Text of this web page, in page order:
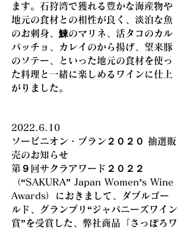
ます。石狩湾で獲れる豊かな海産物や
地元の食材との相性が良く、淡泊な魚
のお刺身、鰊のマリネ、活タコのカル
パッチョ、カレイのから揚げ、望来豚
のソテー、といった地元の食材を使っ
た料理と一緒に楽しめるワインに仕上
がりました。
2022.6.10
ソービニオン・ブラン２０２０ 抽選販
売のお知らせ
第９回サクラアワード２０２２
（“SAKURA” Japan Women’s Wine
Awards）におきまして、ダブルゴー
ルド、グランプリ“ジャパニーズワイン
賞”を受賞した、弊社商品「さっぽろワ